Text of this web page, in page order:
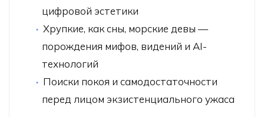
цифровой эстетики
Хрупкие, как сны, морские девы —
порождения мифов, видений и AI-
технологий
Поиски покоя и самодостаточности
перед лицом экзистенциального ужаса